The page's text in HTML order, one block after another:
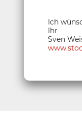
Ich
Ihr
Sven